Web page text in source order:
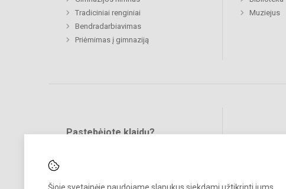
Tradiciniai renginiai
Bendradarbiavimas
Priėmimas į gimnaziją
Muziejus
Pastebėjote klaidų?